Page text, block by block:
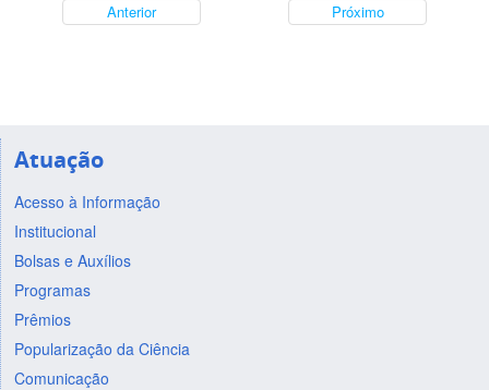
Anterior Próximo
Atuação
Acesso à Informação
Institucional
Bolsas e Auxílios
Programas
Prêmios
Popularização da Ciência
Comunicação